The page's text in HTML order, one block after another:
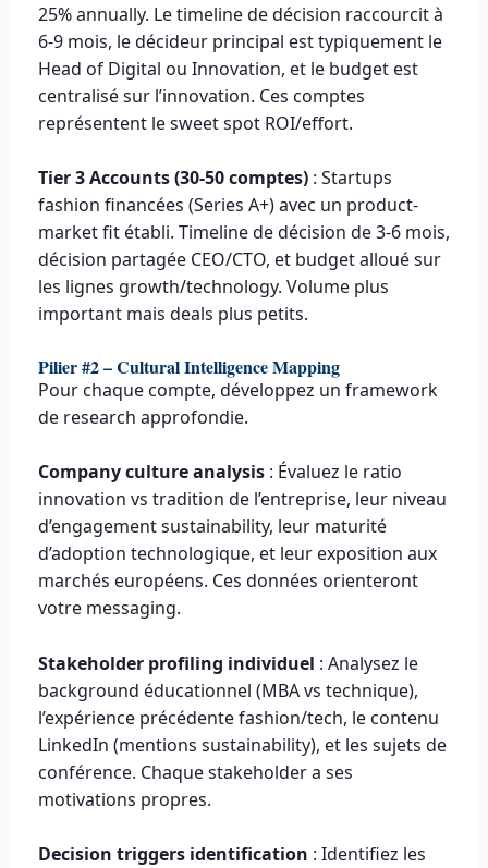
25% annually. Le timeline de décision raccourcit à
6-9 mois, le décideur principal est typiquement le
Head of Digital ou Innovation, et le budget est
centralisé sur l’innovation. Ces comptes
représentent le sweet spot ROI/effort.
Tier 3 Accounts (30-50 comptes): Startups
fashion financées (Series A+) avec un product-
market fit établi. Timeline de décision de 3-6 mois,
décision partagée CEO/CTO, et budget alloué sur
les lignes growth/technology. Volume plus
important mais deals plus petits.
Pilier #2 – Cultural Intelligence Mapping
Pour chaque compte, développez un framework
de research approfondie.
Company culture analysis: Évaluez le ratio
innovation vs tradition de l’entreprise, leur niveau
d’engagement sustainability, leur maturité
d’adoption technologique, et leur exposition aux
marchés européens. Ces données orienteront
votre messaging.
Stakeholder profiling individuel : Analysez le
background éducationnel (MBA vs technique),
l’expérience précédente fashion/tech, le contenu
LinkedIn (mentions sustainability), et les sujets de
conférence. Chaque stakeholder a ses
motivations propres.
Decision triggers identification : Identifiez les